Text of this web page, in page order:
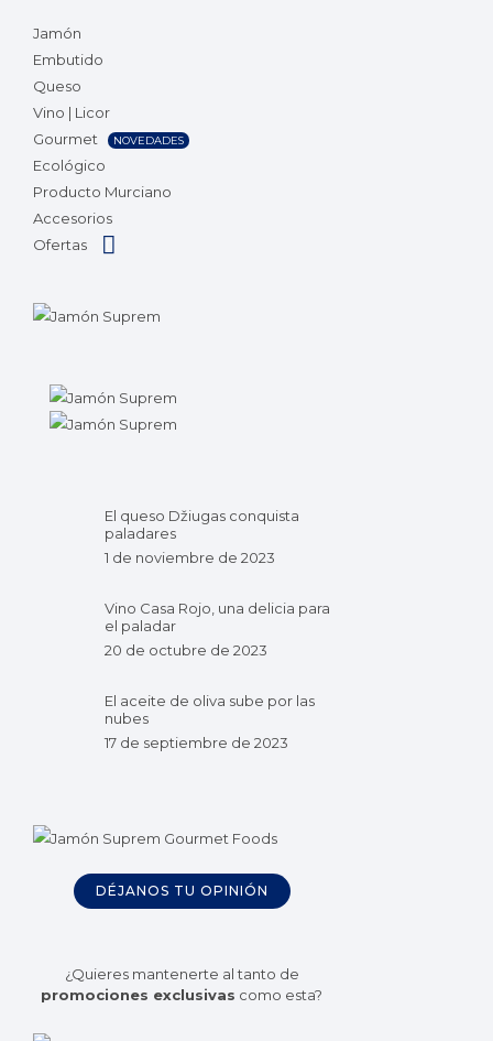
Jamón
Embutido
Queso
Vino | Licor
Gourmet
NOVEDADES
Ecológico
Producto Murciano
Accesorios
Ofertas
El queso Džiugas conquista
paladares
1 de noviembre de 2023
Vino Casa Rojo, una delicia para
el paladar
20 de octubre de 2023
El aceite de oliva sube por las
nubes
17 de septiembre de 2023
DÉJANOS TU OPINIÓN
¿Quieres mantenerte al tanto de
promociones exclusivas como esta?